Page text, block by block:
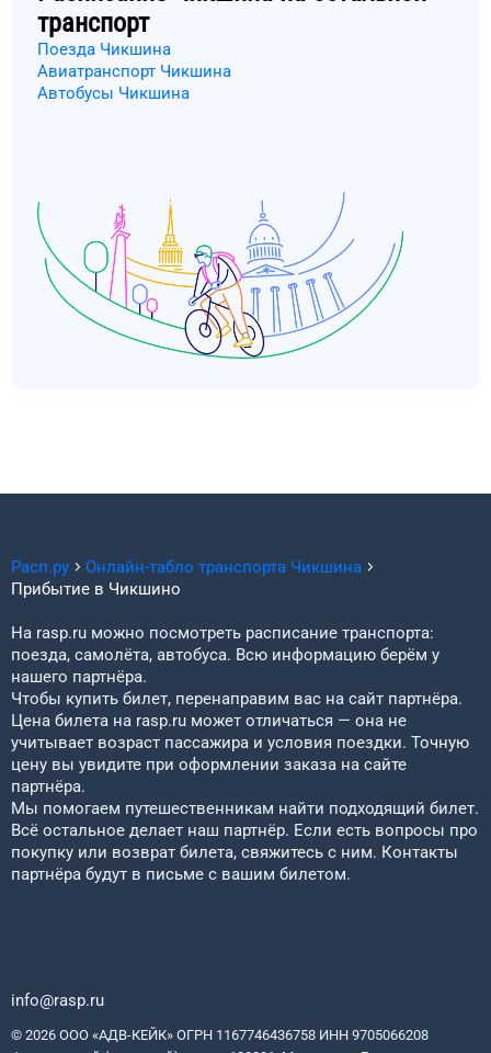
транспорт
Поезда Чикшина
Авиатранспорт Чикшина
Автобусы Чикшина
Расп.ру Онлайн-табло транспорта Чикшина
Прибытие в Чикшино
На rasp.ru можно посмотреть расписание транспорта:
поезда, самолёта, автобуса. Всю информацию берём у
нашего партнёра.
Чтобы купить билет, перенаправим вас на сайт партнёра.
Цена билета на rasp.ru может отличаться — она не
учитывает возраст пассажира и условия поездки. Точную
цену вы увидите при оформлении заказа на сайте
партнёра.
Мы помогаем путешественникам найти подходящий билет.
Всё остальное делает наш партнёр. Если есть вопросы про
покупку или возврат билета, свяжитесь с ним. Контакты
партнёра будут в письме с вашим билетом.
info@rasp.ru
© 2026 ООО «АДВ-КЕЙК» ОГРН 1167746436758 ИНН 9705066208